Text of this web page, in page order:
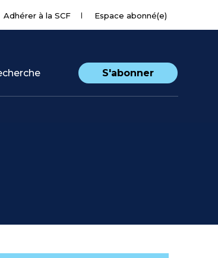
Adhérer à la SCF Espace abonné(e)
S'abonner